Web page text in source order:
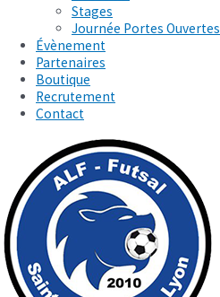
Stages
Journée Portes Ouvertes
Évènement
Partenaires
Boutique
Recrutement
Contact